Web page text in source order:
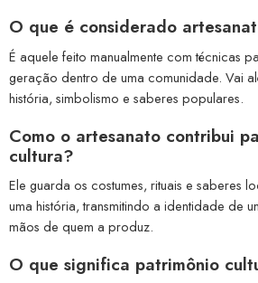
O que é considerado
É aquele feito manualmente com técnicas
geração dentro de uma comunidade. Vai
história, simbolismo e saberes populares.
Como o artesanato contribui
cultura?
Ele guarda os costumes, rituais e saberes
uma história, transmitindo a identidade de
mãos de quem a produz.
O que significa patrimônio